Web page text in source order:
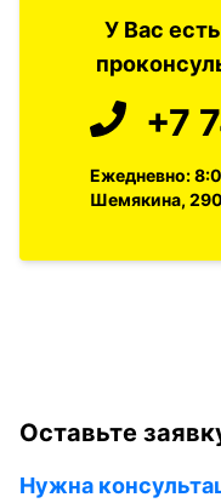
У Вас
+7
Ежедневно:
Шемякина, 290
Оставьте
Нужна